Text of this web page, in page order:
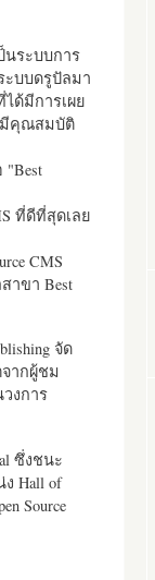
นระบบการ
ะบบดรูปัลมา
ด้มีการเผย
มีคุณสมบัติ
"Best
ที่ดีที่สุดเลย
CMS
าขา Best
จัด
ากผู้ชม
งการ
ซึ่งชนะ
Hall of
Source